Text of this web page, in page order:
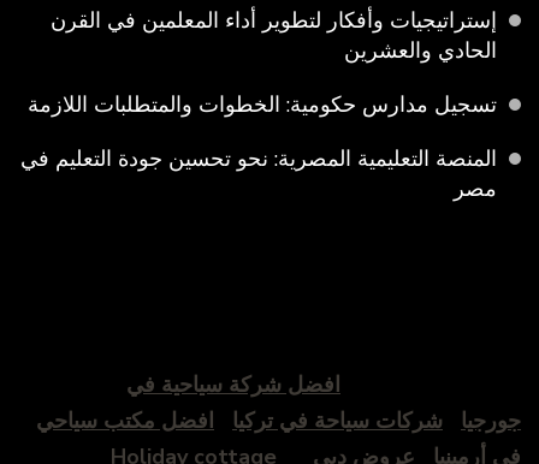
إستراتيجيات وأفكار لتطوير أداء المعلمين في القرن
الحادي والعشرين
تسجيل مدارس حكومية: الخطوات والمتطلبات اللازمة
المنصة التعليمية المصرية: نحو تحسين جودة التعليم في
مصر
افضل شركة سياحية في
جورجيا
شركات سياحة في تركيا
افضل مكتب سياحي
في أرمينيا
عروض دبي
Holiday cottage